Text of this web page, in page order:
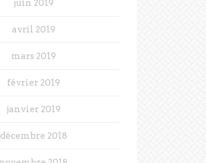
juin 2019
avril 2019
mars 2019
février 2019
janvier 2019
décembre 2018